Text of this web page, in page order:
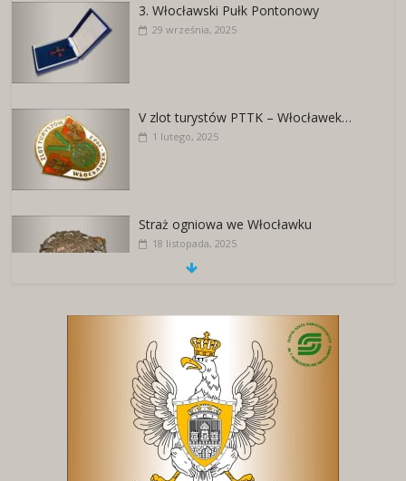
3. Włocławski Pułk Pontonowy
29 września, 2025
V zlot turystów PTTK – Włocławek…
1 lutego, 2025
Straż ogniowa we Włocławku
18 listopada, 2025